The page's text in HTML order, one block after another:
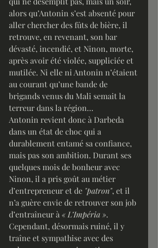
alors qu’Antonin s’est absenté pour
aller chercher des fûts de bière, il
retrouve, en revenant, son bar
dévasté, incendié, et Ninon, morte,
après avoir été violée, suppliciée et
mutilée. Ni elle ni Antonin n’étaient
au courant qu’une bande de
brigands venus du Mali semait la
terreur dans la région…
Antonin revient donc à Darbeda
dans un état de choc qui a
durablement entamé sa confiance,
mais pas son ambition. Durant ses
quelques mois de bonheur avec
Ninon, il a pris goût au métier
d’entrepreneur et de "patron", et il
n’a guère envie de retrouver son job
d’entraîneur à « L’Impéria ».
Cependant, désormais ruiné, il y
traîne et sympathise avec des